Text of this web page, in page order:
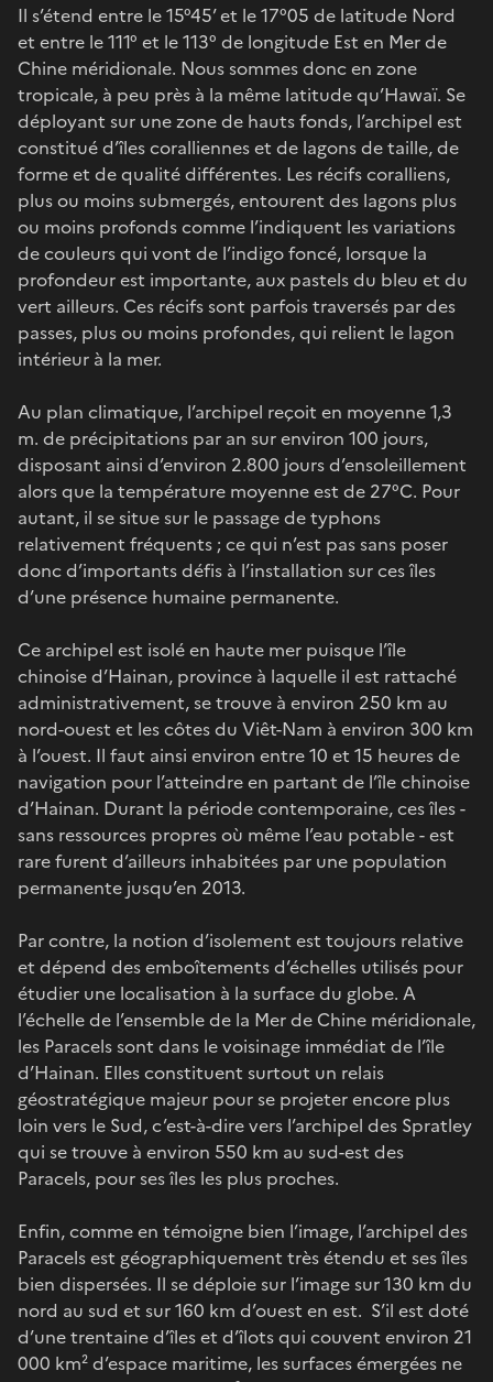
Il s’étend entre le 15°45’ et le 17°05 de latitude Nord
et entre le 111° et le 113° de longitude Est en Mer de
Chine méridionale. Nous sommes donc en zone
tropicale, à peu près à la même latitude qu’Hawaï. Se
déployant sur une zone de hauts fonds, l’archipel est
constitué d’îles coralliennes et de lagons de taille, de
forme et de qualité différentes. Les récifs coralliens,
plus ou moins submergés, entourent des lagons plus
ou moins profonds comme l’indiquent les variations
de couleurs qui vont de l’indigo foncé, lorsque la
profondeur est importante, aux pastels du bleu et du
vert ailleurs. Ces récifs sont parfois traversés par des
passes, plus ou moins profondes, qui relient le lagon
intérieur à la mer.
Au plan climatique, l’archipel reçoit en moyenne 1,3
m. de précipitations par an sur environ 100 jours,
disposant ainsi d’environ 2.800 jours d’ensoleillement
alors que la température moyenne est de 27°C. Pour
autant, il se situe sur le passage de typhons
relativement fréquents ; ce qui n’est pas sans poser
donc d’importants défis à l’installation sur ces îles
d’une présence humaine permanente.
Ce archipel est isolé en haute mer puisque l’île
chinoise d’Hainan, province à laquelle il est rattaché
administrativement, se trouve à environ 250 km au
nord-ouest et les côtes du Viêt-Nam à environ 300 km
à l’ouest. Il faut ainsi environ entre 10 et 15 heures de
navigation pour l’atteindre en partant de l’île chinoise
d’Hainan. Durant la période contemporaine, ces îles -
sans ressources propres où même l’eau potable - est
rare furent d’ailleurs inhabitées par une population
permanente jusqu’en 2013.
Par contre, la notion d’isolement est toujours relative
et dépend des emboîtements d’échelles utilisés pour
étudier une localisation à la surface du globe. A
l’échelle de l’ensemble de la Mer de Chine méridionale,
les Paracels sont dans le voisinage immédiat de l’île
d’Hainan. Elles constituent surtout un relais
géostratégique majeur pour se projeter encore plus
loin vers le Sud, c’est-à-dire vers l’archipel des Spratley
qui se trouve à environ 550 km au sud-est des
Paracels, pour ses îles les plus proches.
Enfin, comme en témoigne bien l’image, l’archipel des
Paracels est géographiquement très étendu et ses îles
bien dispersées. Il se déploie sur l’image sur 130 km du
nord au sud et sur 160 km d’ouest en est. S’il est doté
d’une trentaine d’îles et d’îlots qui couvent environ 21
000 km² d’espace maritime, les surfaces émergées ne